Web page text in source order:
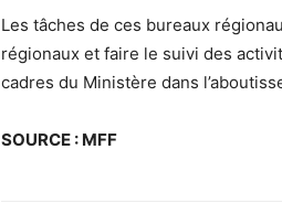
Les tâches de ces bureaux
régionaux et faire le suivi des
cadres du Ministère dans
SOURCE : MFF